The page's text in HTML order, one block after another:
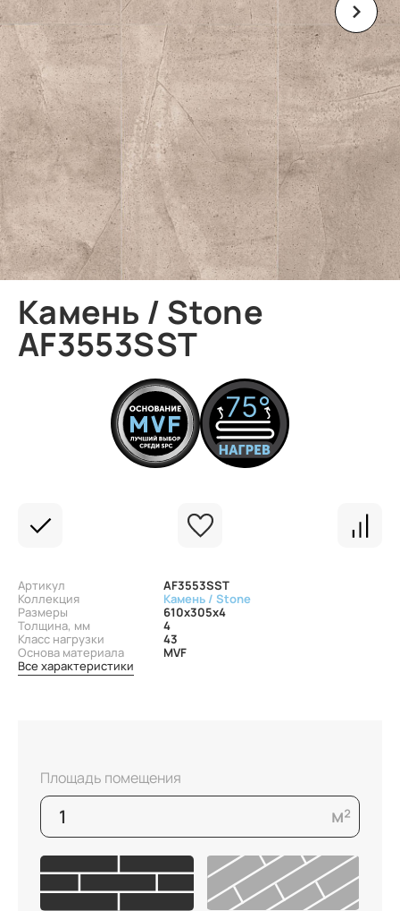
Камень / Stone
AF3553SST
Артикул
AF3553SST
Коллекция
Камень / Stone
Размеры
610x305x4
Толщина, мм
4
Класс нагрузки
43
Основа материала
MVF
Все характеристики
Площадь помещения